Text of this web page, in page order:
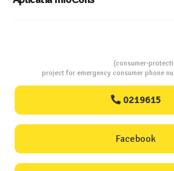
(consumer-
project for emergency consumer phone
0219615
Facebook